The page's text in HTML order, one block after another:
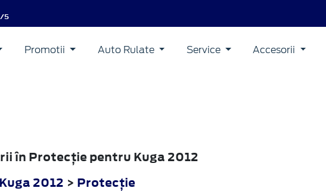
5
Promotii Auto Rulate Service Accesorii
în Protecţie pentru Kuga 2012
Kuga 2012 > Protecţie